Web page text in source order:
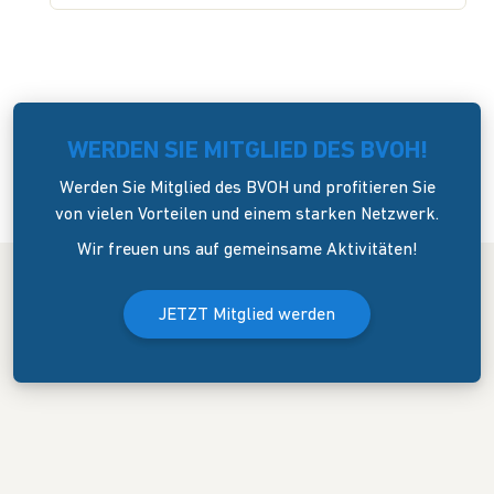
WERDEN SIE MITGLIED DES BVOH!
Werden Sie Mitglied des BVOH und profitieren Sie
von vielen Vorteilen und einem starken Netzwerk.
Wir freuen uns auf gemeinsame Aktivitäten!
JETZT Mitglied werden